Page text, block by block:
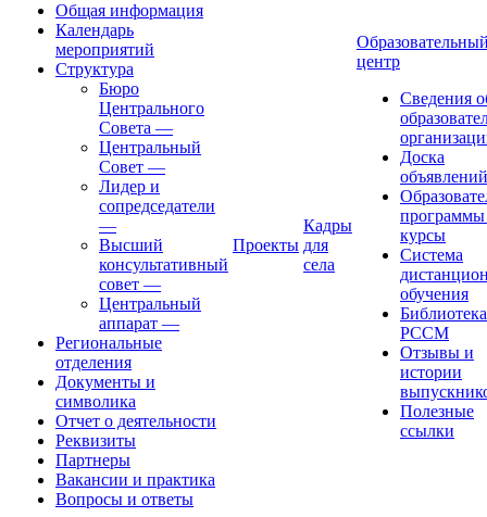
Общая информация
Календарь
мероприятий
Структура
Бюро
Центрального
Совета —
Центральный
Совет —
Лидер и
сопредседатели
—
Высший
консультативный
совет —
Центральный
аппарат —
Региональные
отделения
Документы и
символика
Отчет о деятельности
Реквизиты
Партнеры
Вакансии и практика
Вопросы и ответы
Проекты
Кадры
для
села
центр
Сведения
Доска
объявлений
курсы
Система
обучения
Библиотека
РССМ
Отзывы и
истории
Полезные
ссылки